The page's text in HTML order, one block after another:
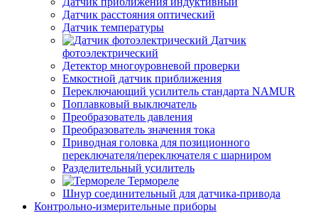
Датчик расстояния оптический
Датчик температуры
Датчик
фотоэлектрический
Детектор многоуровневой проверки
Емкостной датчик приближения
Переключающий усилитель стандарта NAMUR
Поплавковый выключатель
Преобразователь давления
Преобразователь значения тока
Приводная головка для позиционного
переключателя/переключателя с шарниром
Разделительный усилитель
Термореле
Шнур соединительный для датчика-привода
Контрольно-измерительные приборы